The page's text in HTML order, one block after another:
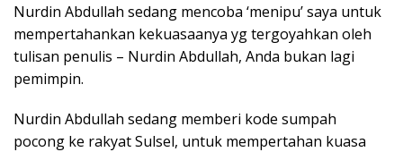
Nurdin Abdullah sedang mencoba ‘menipu’ saya untuk
mempertahankan kekuasaanya yg tergoyahkan oleh
tulisan penulis – Nurdin Abdullah, Anda bukan lagi
pemimpin.
Nurdin Abdullah sedang memberi kode sumpah
pocong ke rakyat Sulsel, untuk mempertahan kuasa